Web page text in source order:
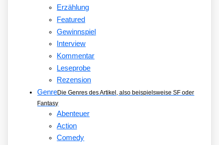
Erzählung
Featured
Gewinnspiel
Interview
Kommentar
Leseprobe
Rezension
GenreDie Genres des Artikel, also beispielsweise SF oder
Fantasy
Abenteuer
Action
Comedy